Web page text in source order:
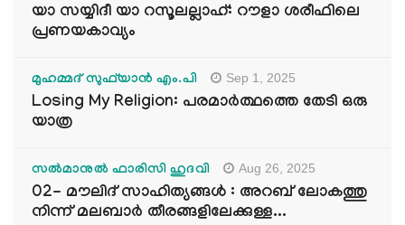
യാ സയ്യിദീ യാ റസൂലല്ലാഹ്: റൗളാ ശരീഫിലെ
പ്രണയകാവ്യം
മുഹമ്മദ് സുഫ്‌യാൻ എം.പി Sep 1, 2025
Losing My Religion: പരമാർത്ഥത്തെ തേടി ഒരു
യാത്ര
സൽമാനുൽ ഫാരിസി ഹുദവി Aug 26, 2025
02- മൗലിദ് സാഹിത്യങ്ങൾ : അറബ് ലോകത്തു
നിന്ന് മലബാർ തീരങ്ങളിലേക്കുള്ള...